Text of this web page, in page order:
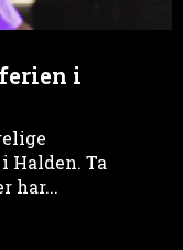
i
Halden. Ta
har...